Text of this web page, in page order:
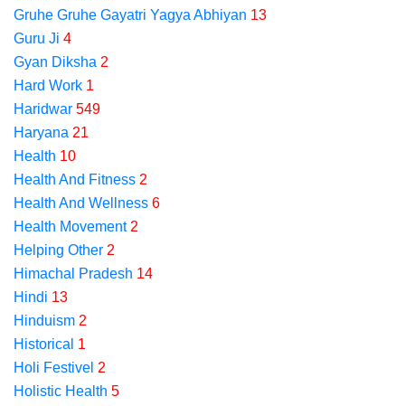
Gruhe Gruhe Gayatri Yagya Abhiyan 13
Guru Ji 4
Gyan Diksha 2
Hard Work 1
Haridwar 549
Haryana 21
Health 10
Health And Fitness 2
Health And Wellness 6
Health Movement 2
Helping Other 2
Himachal Pradesh 14
Hindi 13
Hinduism 2
Historical 1
Holi Festivel 2
Holistic Health 5